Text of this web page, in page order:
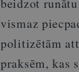
vismaz
politizētām
praksēm, kas